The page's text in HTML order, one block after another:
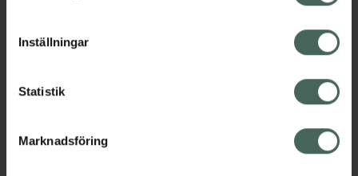
cookieinställningar. Ett återkallat samtycke påverkar inte
lagligheten av behandling som skett innan återkallelsen.
Inställningar
Statistik
Marknadsföring